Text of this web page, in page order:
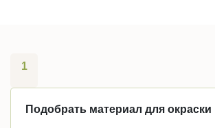
1
Подобрать материал для окраски